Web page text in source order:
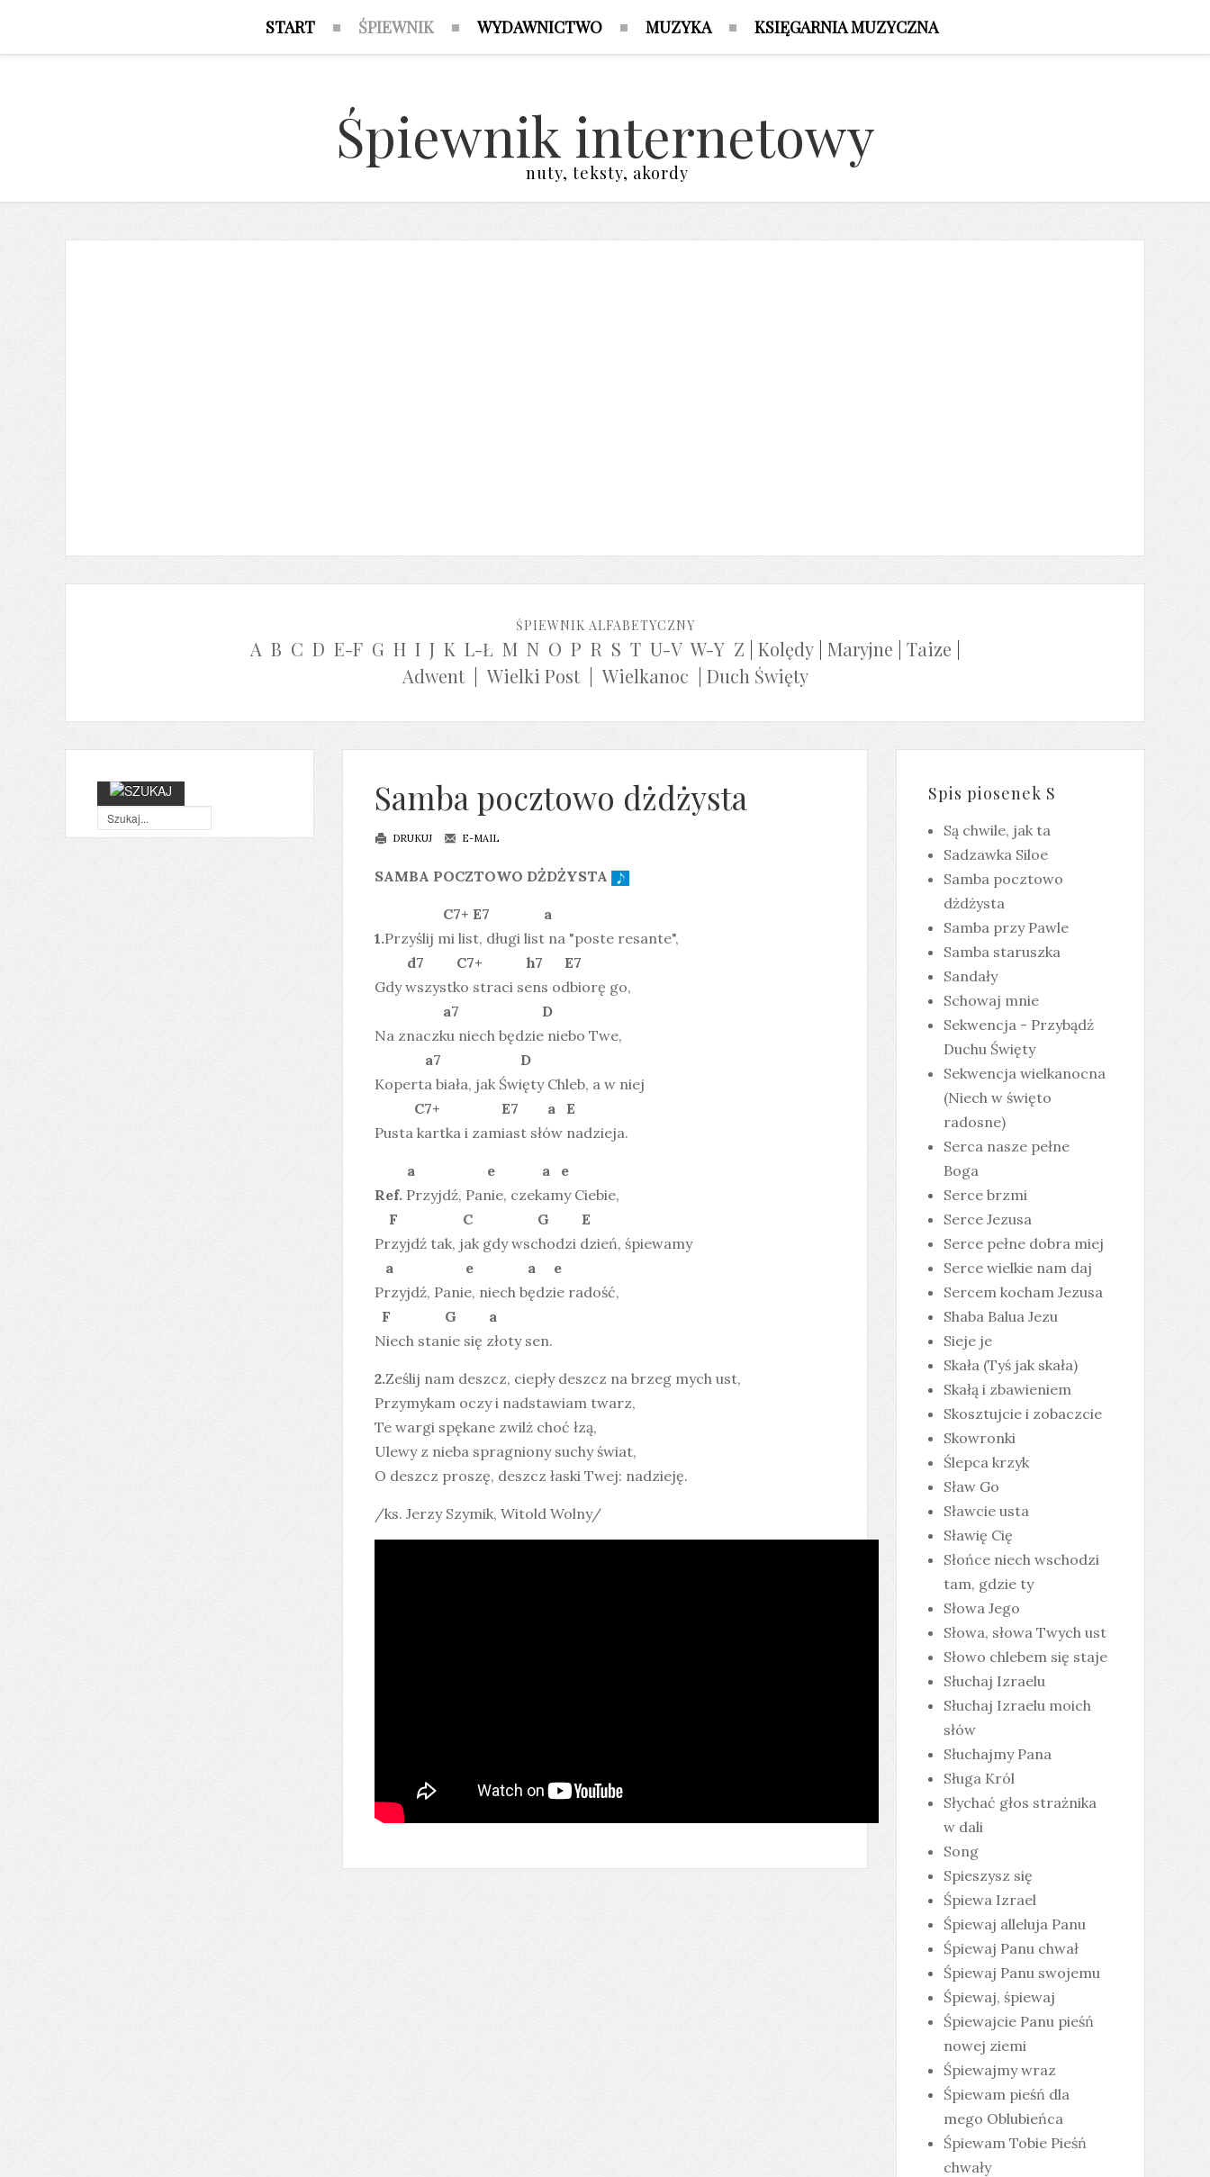
START ŚPIEWNIK WYDAWNICTWO MUZYKA KSIĘGARNIA MUZYCZNA
Śpiewnik internetowy
nuty, teksty, akordy
ŚPIEWNIK ALFABETYCZNY
A B C D E-F G H I J K L-Ł M N O P R S T U-V W-Y Z Kolędy| Maryjne Taize
Adwent| Wielki Post| Wielkanoc Duch Święty
Samba pocztowo dżdżysta
DRUKUJ E-MAIL
SAMBA POCZTOWO DŻDŻYSTA
C7+ E7 a
1.Przyślij mi list, długi list na "poste resante",
d7 C7+ h7 E7
Gdy wszystko straci sens odbiorę go,
a7 D
Na znaczku niech będzie niebo Twe,
a7 D
Koperta biała, jak Święty Chleb, a w niej
C7+ E7 a E
Pusta kartka i zamiast słów nadzieja.
a e a e
Ref.Przyjdź, Panie, czekamy Ciebie,
F C G E
Przyjdź tak, jak gdy wschodzi dzień, śpiewamy
a e a e
Przyjdź, Panie, niech będzie radość,
F G a
Niech stanie się złoty sen.
2.Ześlij nam deszcz, ciepły deszcz na brzeg mych ust,
Przymykam oczy i nadstawiam twarz,
Te wargi spękane zwilż choć łzą,
Ulewy z nieba spragniony suchy świat,
O deszcz proszę, deszcz łaski Twej: nadzieję.
/ks. Jerzy Szymik, Witold Wolny/
Spis piosenek S
Są chwile, jak ta
Sadzawka Siloe
Samba pocztowo
dżdżysta
Samba przy Pawle
Samba staruszka
Sandały
Schowaj mnie
Sekwencja - Przybądź
Duchu Święty
Sekwencja wielkanocna
(Niech w święto
radosne)
Serca nasze pełne
Boga
Serce brzmi
Serce Jezusa
Serce pełne dobra miej
Serce wielkie nam daj
Sercem kocham Jezusa
Shaba Balua Jezu
Sieje je
Skała (Tyś jak skała)
Skałą i zbawieniem
Skosztujcie i zobaczcie
Skowronki
Ślepca krzyk
Sław Go
Sławcie usta
Sławię Cię
Słońce niech wschodzi
tam, gdzie ty
Słowa Jego
Słowa, słowa Twych ust
Słowo chlebem się staje
Słuchaj Izraelu
Słuchaj Izraelu moich
słów
Słuchajmy Pana
Sługa Król
Słychać głos strażnika
w dali
Song
Spieszysz się
Śpiewa Izrael
Śpiewaj alleluja Panu
Śpiewaj Panu chwał
Śpiewaj Panu swojemu
Śpiewaj, śpiewaj
Śpiewajcie Panu pieśń
nowej ziemi
Śpiewajmy wraz
Śpiewam pieśń dla
mego Oblubieńca
Śpiewam Tobie Pieśń
chwały